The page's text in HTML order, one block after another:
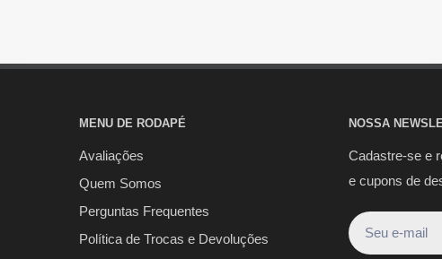
MENU DE RODAPÉ
Avaliações
Quem Somos
Perguntas Frequentes
Política de Trocas e Devoluções
NOSSA
Cadastre-se e
e cupons de
Seu e-mail